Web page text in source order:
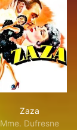
Zaza
Mme. Dufresne